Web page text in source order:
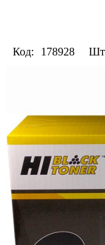
Код: 178928